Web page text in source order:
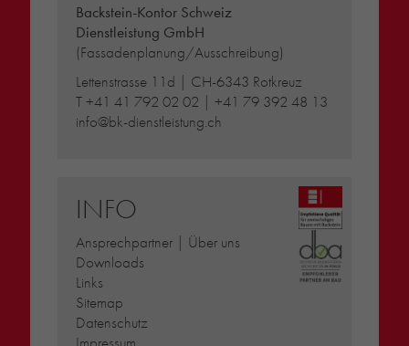
Backstein-Kontor Schweiz
Dienstleistung GmbH
(Fassadenplanung/Ausschreibung)
Lettenstrasse 11d | CH-6343 Rotkreuz
T+41 41 792 02 02 |+41 79 392 48 13
info@bk-dienstleistung.ch
INFO
Ansprechpartner | Über uns
Downloads
Links
Sitemap
Datenschutz